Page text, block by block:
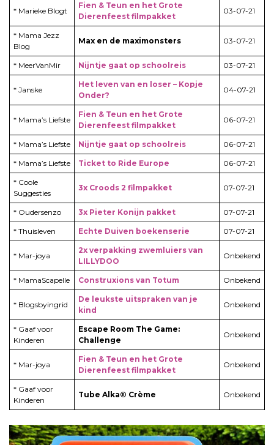
* Marieke Blogt
Fien & Teun en het Grote
Dierenfeest filmpakket
03-07-21
* Mama Jezz
Blog
Max en de maximonsters 03-07-21
* MeerVanMir Nijntje gaat op schoolreis 03-07-21
* Janske
Het leven van en loser – Kopje
Onder?
04-07-21
* Mama’s Liefste
Fien & Teun en het Grote
Dierenfeest filmpakket
06-07-21
* Mama’s Liefste Nijntje gaat op schoolreis 06-07-21
* Mama’s Liefste Ticket to Ride Europe 06-07-21
* Coole
Suggesties
3x Croods 2 filmpakket 07-07-21
* Oudersenzo 3x Pieter Konijn pakket 07-07-21
* Thuisleven Echte Duiven boekenserie 07-07-21
* Mar-joya
2x verpakking zwemluiers van
LILLYDOO
Onbekend
* MamaScapelle Construxions van Totum Onbekend
* Blogsbyingrid
De leukste uitspraken van je
kind
Onbekend
* Gaaf voor
Kinderen
Escape Room The Game:
Challenge
Onbekend
* Mar-joya
Fien & Teun en het Grote
Dierenfeest filmpakket
Onbekend
* Gaaf voor
Kinderen
Tube Alka® Crème Onbekend